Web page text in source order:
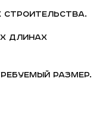
строительства.
длинах
размер.